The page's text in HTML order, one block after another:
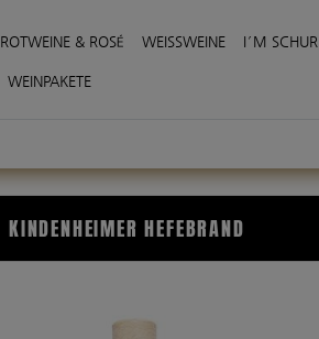
ROTWEINE & ROSÉ WEISSWEINE I′M SCHUR
WEINPAKETE
KINDENHEIMER HEFEBRAND